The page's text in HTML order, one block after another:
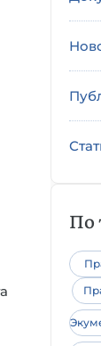
По